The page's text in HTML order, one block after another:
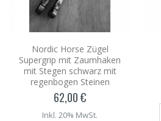
Nordic Horse Zügel
Supergrip mit Zaumhaken
mit Stegen schwarz mit
regenbogen Steinen
62,00 €
Inkl. 20% MwSt.